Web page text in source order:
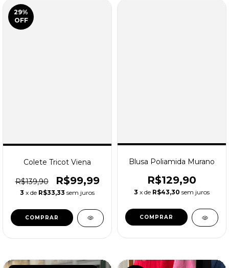
29%
OFF
Colete Tricot Viena
R$139,90 R$99,99
3 x de R$33,33 sem juros
COMPRAR
Blusa Poliamida Murano
R$129,90
3 x de R$43,30 sem juros
COMPRAR